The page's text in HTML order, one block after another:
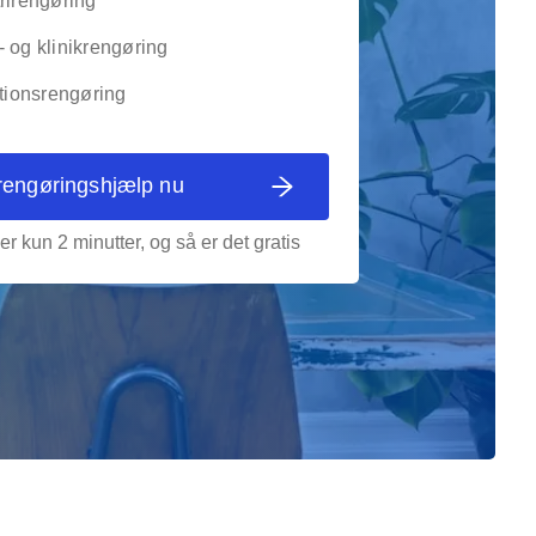
og klinikrengøring
nu
kun 2 minutter, og så er det gratis